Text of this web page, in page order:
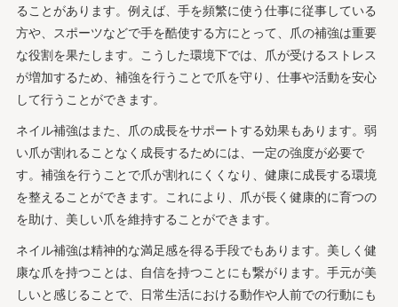
ることがあります。例えば、手を頻繁に使う仕事に従事している
方や、スポーツなどで手を酷使する方にとって、爪の補強は重要
な役割を果たします。こうした環境下では、爪が受けるストレス
が増加するため、補強を行うことで爪を守り、仕事や活動を安心
して行うことができます。
ネイル補強はまた、爪の成長をサポートする効果もあります。弱
い爪が割れることなく成長するためには、一定の強度が必要で
す。補強を行うことで爪が割れにくくなり、健康に成長する環境
を整えることができます。これにより、爪が長く健康的に育つの
を助け、美しい爪を維持することができます。
ネイル補強は精神的な満足感を得る手段でもあります。美しく健
康な爪を持つことは、自信を持つことにも繋がります。手元が美
しいと感じることで、日常生活における動作や人前での行動にも